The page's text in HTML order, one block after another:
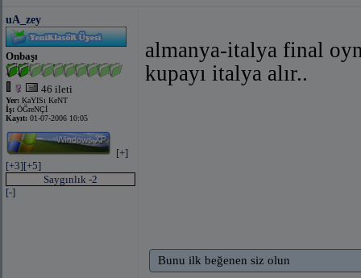
uA_zey
Onbaşı
46 ileti
Yer: KaYISı KeNT
İş: ÖĞreNÇİ
Kayıt: 01-07-2006 10:05
[+]
[+3][+5]
Saygınlık -2
[-]
almanya-italya final
kupayı italya alır..
Bunu ilk beğenen siz olun